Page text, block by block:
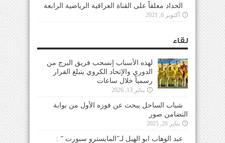
الحداد معلقاً على القناة العراقية الرياضية الرابعة
أكتوبر 6, 2021
لقاء
لهذه الأسباب إنسحب فريق البرج من
الدوري والإتحاد الكروي يتبلغ القرار
رسمياً خلال ساعات
يناير 13, 2026
شباب الساحل يبحث عن فوزه الأول من بوابة
التضامن صور
يناير 26, 2025
عبد الوهاب ابو الهيل لـ”المايسترو سبورت ” :